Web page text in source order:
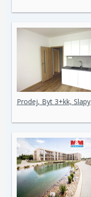
Prodej, Byt 3+kk, Slapy